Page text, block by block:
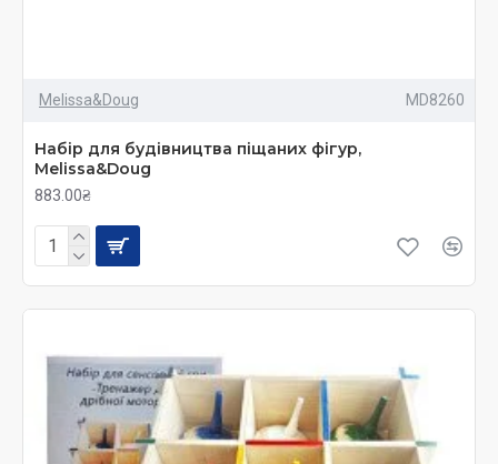
Melissa&Doug MD8260
Набір для будівництва піщаних фігур,
Melissa&Doug
883.00₴